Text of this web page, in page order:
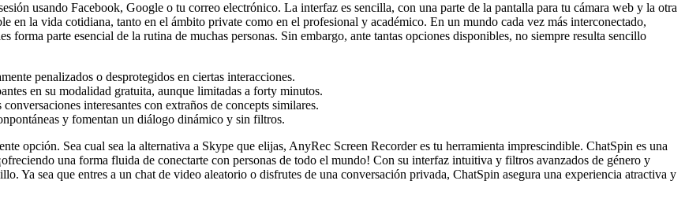
usando Facebook, Google o tu correo electrónico. La interfaz es sencilla, con una parte de la pantalla para tu cámara web y la otra
en la vida cotidiana, tanto en el ámbito private como en el profesional y académico. En un mundo cada vez más interconectado,
forma parte esencial de la rutina de muchas personas. Sin embargo, ante tantas opciones disponibles, no siempre resulta sencillo
penalizados o desprotegidos en ciertas interacciones.
en su modalidad gratuita, aunque limitadas a forty minutos.
interesantes con extraños de concepts similares.
y fomentan un diálogo dinámico y sin filtros.
opción. Sea cual sea la alternativa a Skype que elijas, AnyRec Screen Recorder es tu herramienta imprescindible. ChatSpin es una
una forma fluida de conectarte con personas de todo el mundo! Con su interfaz intuitiva y filtros avanzados de género y
Ya sea que entres a un chat de video aleatorio o disfrutes de una conversación privada, ChatSpin asegura una experiencia atractiva y